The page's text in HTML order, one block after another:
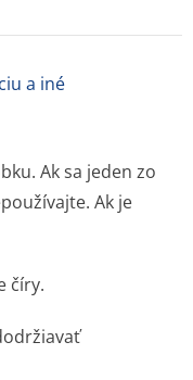
a iné
Ak sa jeden zo
Ak je
číry.